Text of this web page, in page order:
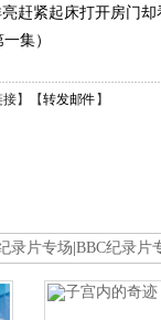
赶紧起床打开房门
集）
接】【转发邮件 】
录片专场 BBC纪录片